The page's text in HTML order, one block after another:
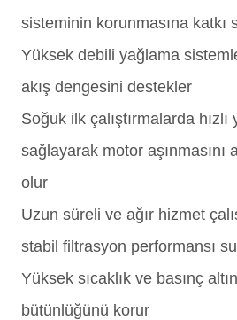
sisteminin korunmasına katkı
Yüksek debili yağlama
akış dengesini destekler
Soğuk ilk çalıştırmalarda hızlı
sağlayarak motor aşınmasını
olur
Uzun süreli ve ağır hizmet
stabil filtrasyon performansı
Yüksek sıcaklık ve basınç
bütünlüğünü korur